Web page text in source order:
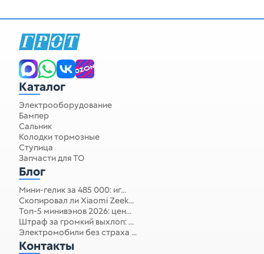
Каталог
Электрооборудование
Бампер
Сальник
Колодки тормозные
Ступица
Запчасти для ТО
Блог
Мини-гелик за 485 000: иг...
Скопировал ли Xiaomi Zeek...
Топ-5 минивэнов 2026: цен...
Штраф за громкий выхлоп: ...
Электромобили без страха ...
Контакты